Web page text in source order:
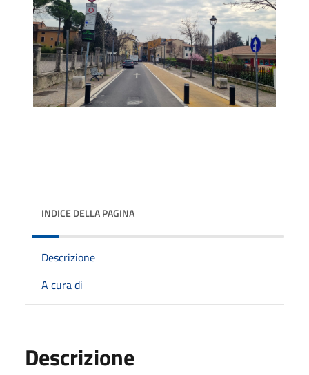
INDICE DELLA PAGINA
Descrizione
A cura di
Descrizione